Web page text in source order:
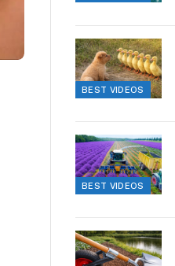
BEST VIDEOS
BEST VIDEOS